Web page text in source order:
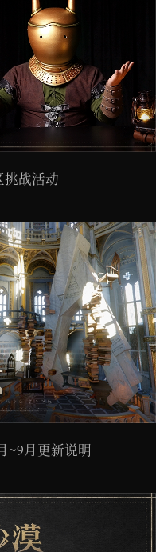
挑战活动
~9月更新说明